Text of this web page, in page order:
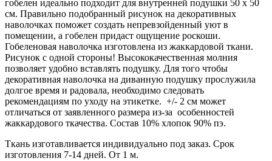
гобелен идеально подходит для внутренней подушки 50 х 50
см. Правильно подобранный рисунок на декоративных
наволочках поможет создать непревзойденный уют в
помещении, а гобелен придаст ощущение роскоши.
Гобеленовая наволочка изготовлена из жаккардовой ткани.
Рисунок с одной стороны! Высококачественная молния
позволяет удобно вставлять подушку. Для того чтобы
декоративная наволочка на диванную подушку прослужила
долгое время и радовала, необходимо следовать
рекомендациям по уходу на этикетке. +/- 2 см может
отличаться от заявленного размера из-за особенностей
жаккардового ткачества. Состав 10% хлопок 90% пэ.
Ткань изготавливается индивидуально под заказ. Срок
изготовления 7-14 дней. От 1 м.